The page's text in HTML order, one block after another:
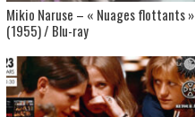
Mikio Naruse – « Nuages flottants »
(1955) / Blu-ray